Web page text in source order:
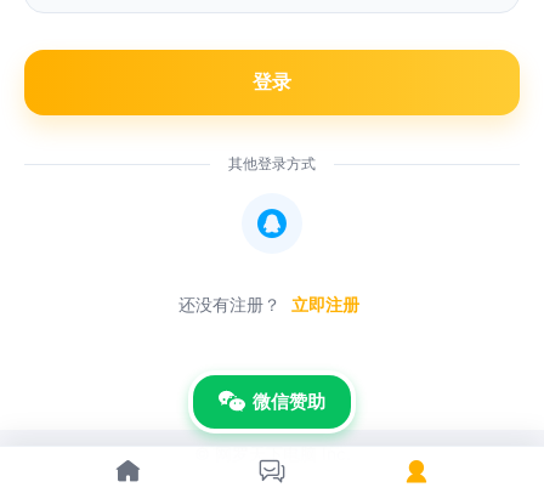
登录
其他登录方式

还没有注册？ 立即注册
微信赞助
  